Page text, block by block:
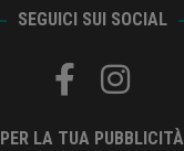
SEGUICI SUI SOCIAL
PER LA TUA PUBBLICITÀ